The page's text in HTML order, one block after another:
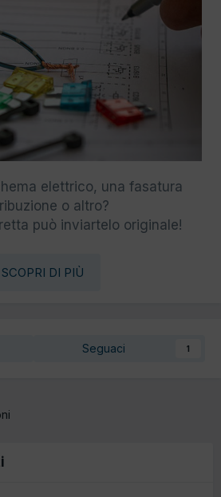
elettrico, una fasatura
o altro?
può inviartelo originale!
SCOPRI DI PIÙ
Seguaci 1